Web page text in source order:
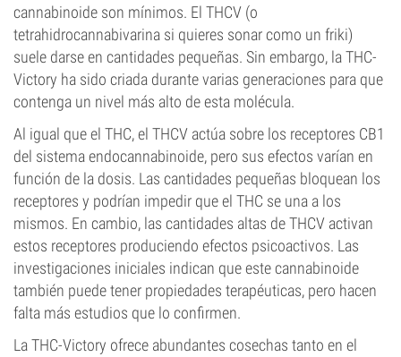
cannabinoide son mínimos. El THCV (o
tetrahidrocannabivarina si quieres sonar como un friki)
suele darse en cantidades pequeñas. Sin embargo, la THC-
Victory ha sido criada durante varias generaciones para que
contenga un nivel más alto de esta molécula.
Al igual que el THC, el THCV actúa sobre los receptores CB1
del sistema endocannabinoide, pero sus efectos varían en
función de la dosis. Las cantidades pequeñas bloquean los
receptores y podrían impedir que el THC se una a los
mismos. En cambio, las cantidades altas de THCV activan
estos receptores produciendo efectos psicoactivos. Las
investigaciones iniciales indican que este cannabinoide
también puede tener propiedades terapéuticas, pero hacen
falta más estudios que lo confirmen.
La THC-Victory ofrece abundantes cosechas tanto en el